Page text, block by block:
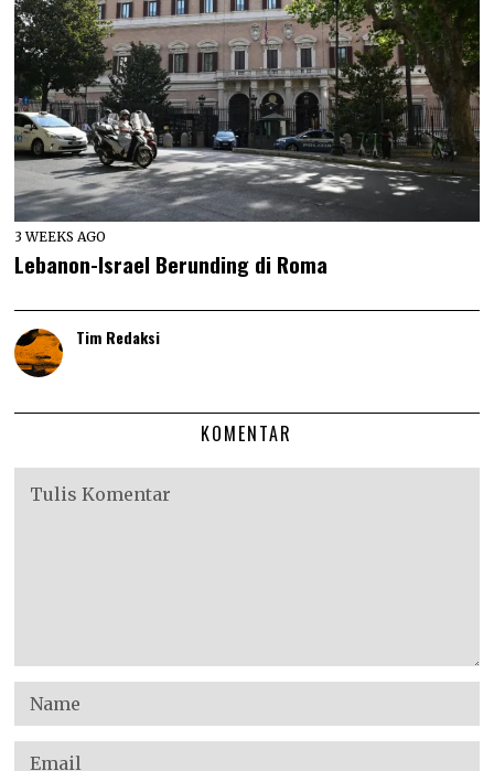
3 WEEKS AGO
Lebanon-Israel Berunding di Roma
Tim Redaksi
KOMENTAR